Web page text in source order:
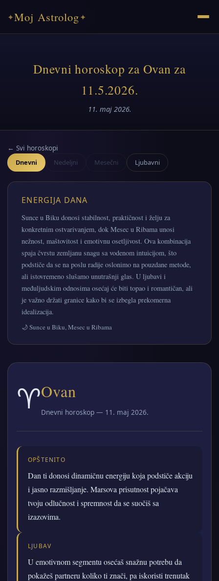
✦Moj Astrolog✦
Dnevni horoskop za Ovan za
11.5.2026.
11. maj 2026.
← Svi horoskopi
Dnevni Nedeljni Mesečni Ljubavni
ENERGIJA DANA
Sunce u Biku donosi stabilnost, praktičnost i želju za
konkretnim ostvarivanjem, dok Mesec u Ribama unosi
nežnost, maštovitost i emotivnu osetljivost. Ova kombinacija
spaja čvrstu zemljanu snagu sa vodenom intuicijom, što
podstiče da se na poslu radije oslonimo na pouzdane metode,
ali istovremeno slušamo unutrašnji glas. U ljubavi i
međuljudskim odnosima osećaj će biti topao i romantičan, ali
je važno držati granice kako bi se izbegla prekomerna
idealizacija.
🌙 Sunce u Biku, Mesec u Ribama
♈Ovan
Dnevni horoskop — 11. maj 2026.
OPŠTENITO
Dan ti donosi dinamičnu energiju koja podstiče akciju
i jasno razmišljanje. Marsova prisutnost pojačava
tvoju odlučnost i spremnost da se suočiš sa
izazovima.
LJUBAV
U emotivnom segmentu osećaš snažnu potrebu da
pokažeš partneru koliko ti znači, pa iskoristi trenutak